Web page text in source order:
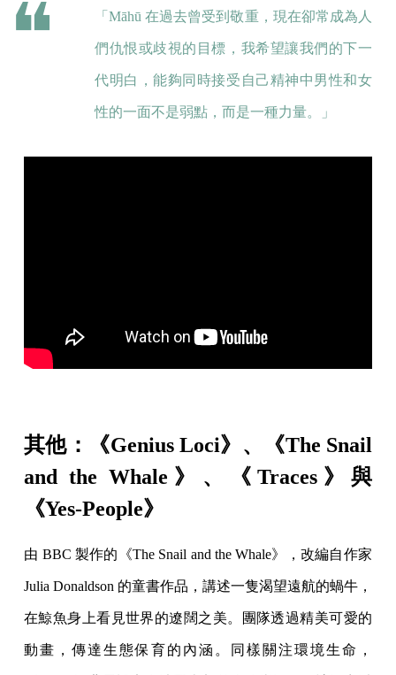
「Māhū 在過去曾受到敬重，現在卻常成為人
們仇恨或歧視的目標，我希望讓我們的下一
代明白，能夠同時接受自己精神中男性和女
性的一面不是弱點，而是一種力量。」
其他：《Genius Loci》、《The Snail
and the Whale》、《Traces》與
《Yes-People》
由 BBC 製作的《The Snail and the Whale》，改編自作家
Julia Donaldson 的童書作品，講述一隻渴望遠航的蝸牛，
在鯨魚身上看見世界的遼闊之美。團隊透過精美可愛的
動畫，傳達生態保育的內涵。同樣關注環境生命，